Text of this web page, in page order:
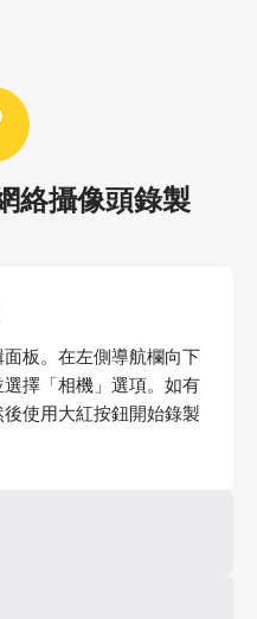
絡攝像頭錄製
板。在左側導航欄向下
擇「相機」選項。如有
使用大紅按鈕開始錄製